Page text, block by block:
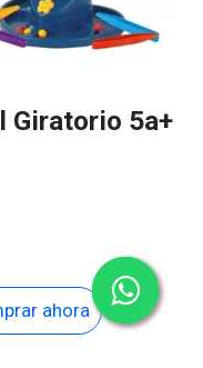
Giratorio 5a+
ahora